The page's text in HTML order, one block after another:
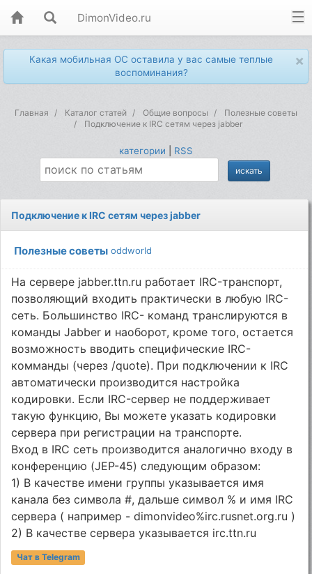
DimonVideo.ru
×
Какая мобильная ОС оставила у вас самые теплые
воспоминания?
Главная Каталог статей Общие вопросы
Полезные советы
Подключение к IRC сетям через jabber
категории RSS
Подключение к IRC сетям через jabber
Полезные советы oddworld
На сервере jabber.ttn.ru работает IRC-транспорт,
позволяющий входить практически в любую IRC-
сеть. Большинство IRC- команд транслируются в
команды Jabber и наоборот, кроме того, остается
возможность вводить специфические IRC-
комманды (через /quote). При подключении к IRC
автоматически производится настройка
кодировки. Если IRC-сервер не поддерживает
такую функцию, Вы можете указать кодировки
сервера при регистрации на транспорте.
Вход в IRC сеть производится аналогично входу в
конференцию (JEP-45) следующим образом:
1) В качестве имени группы указывается имя
канала без символа #, дальше символ % и имя IRC
сервера ( например - dimonvideo%irc.rusnet.org.ru )
2) В качестве сервера указывается irc.ttn.ru
Чат в Telegram